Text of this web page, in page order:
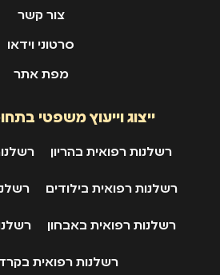
צור קשר
סרטוני וידאו
מפת אתר
ייצוג וייעוץ משפטי
רשלנות רפואית בהריון
רשלנות רפואית בילודים
רשלנות רפואית באבחון
רשלנות רפואית